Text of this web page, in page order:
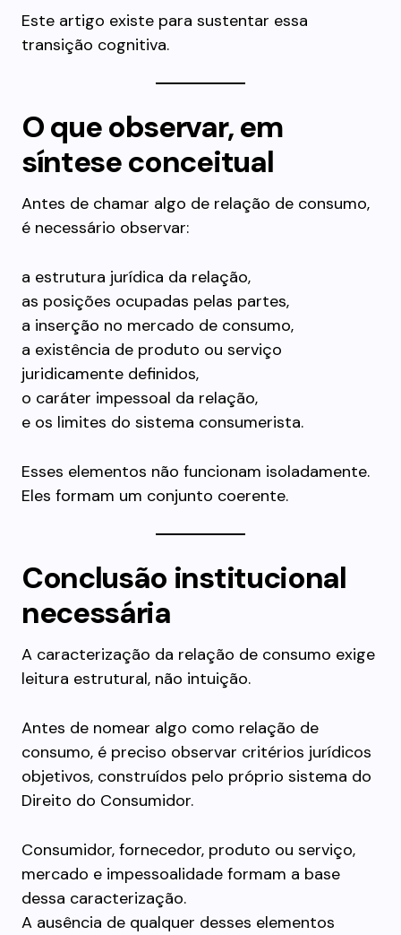
Este artigo existe para sustentar essa
transição cognitiva.
O que observar, em
síntese conceitual
Antes de chamar algo de relação de consumo,
é necessário observar:
a estrutura jurídica da relação,
as posições ocupadas pelas partes,
a inserção no mercado de consumo,
a existência de produto ou serviço
juridicamente definidos,
o caráter impessoal da relação,
e os limites do sistema consumerista.
Esses elementos não funcionam isoladamente.
Eles formam um conjunto coerente.
Conclusão institucional
necessária
A caracterização da relação de consumo exige
leitura estrutural, não intuição.
Antes de nomear algo como relação de
consumo, é preciso observar critérios jurídicos
objetivos, construídos pelo próprio sistema do
Direito do Consumidor.
Consumidor, fornecedor, produto ou serviço,
mercado e impessoalidade formam a base
dessa caracterização.
A ausência de qualquer desses elementos